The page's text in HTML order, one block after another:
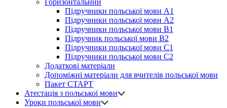
Підручники польської мови А1
Підручники польської мови А2
Підручники польської мови B1
Підручник польської мови B2
Підручники польської мови C1
Підручники польської мови C2
Додаткові матеріали
Допоміжні матеріали для вчителів польської мови
Пакет СТАРТ
Атестація з польської мови
Уроки польської мови